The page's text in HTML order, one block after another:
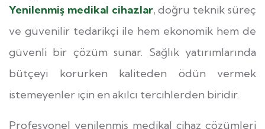
Yenilenmiş medikal cihazlar, doğru teknik süreç
ve güvenilir tedarikçi ile hem ekonomik hem de
güvenli bir çözüm sunar. Sağlık yatırımlarında
bütçeyi korurken kaliteden ödün vermek
istemeyenler için en akılcı tercihlerden biridir.
Profesyonel yenilenmiş medikal cihaz çözümleri